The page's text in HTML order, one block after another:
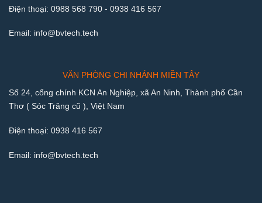
Điện thoại: 0988 568 790 - 0938 416 567
Email: info@bvtech.tech
VĂN PHÒNG CHI NHÁNH MIỀN TÂY
Số 24, cổng chính KCN An Nghiệp, xã An Ninh, Thành phố Cần
Thơ ( Sóc Trăng cũ ), Việt Nam
Điện thoại: 0938 416 567
Email: info@bvtech.tech